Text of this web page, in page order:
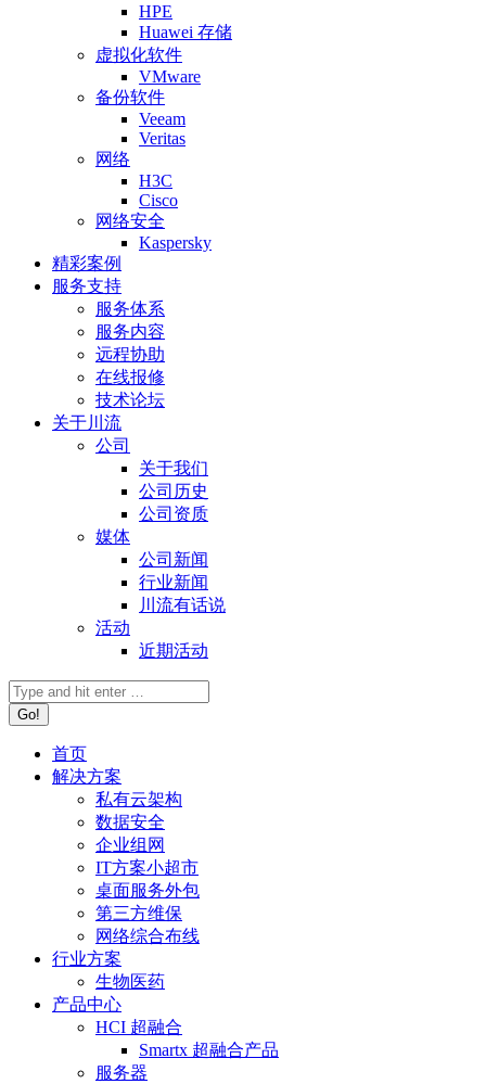
HPE
Huawei 存储
虚拟化软件
VMware
备份软件
Veeam
Veritas
网络
H3C
Cisco
网络安全
Kaspersky
精彩案例
服务支持
服务体系
服务内容
远程协助
在线报修
技术论坛
关于川流
公司
关于我们
公司历史
公司资质
媒体
公司新闻
行业新闻
川流有话说
活动
近期活动
首页
解决方案
私有云架构
数据安全
企业组网
IT方案小超市
桌面服务外包
第三方维保
网络综合布线
行业方案
生物医药
产品中心
HCI 超融合
Smartx 超融合产品
服务器